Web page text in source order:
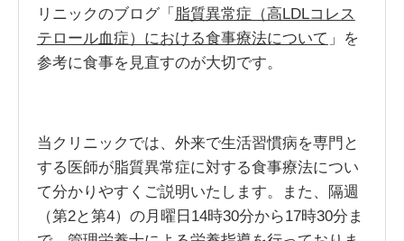
リニックのブログ「脂質異常症（高LDLコレス
テロール血症）における食事療法について 」を
参考に食事を見直すのが大切です。
当クリニックでは、外来で生活習慣病を専門と
する医師が脂質異常症に対する食事療法につい
て分かりやすくご説明いたします。また、隔週
（第2と第4）の月曜日14時30分から17時30分ま